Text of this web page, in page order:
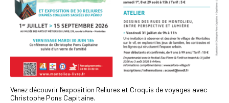
Venez découvrir l’exposition Reliures et Croquis de voyages avec
Christophe Pons Capitaine.